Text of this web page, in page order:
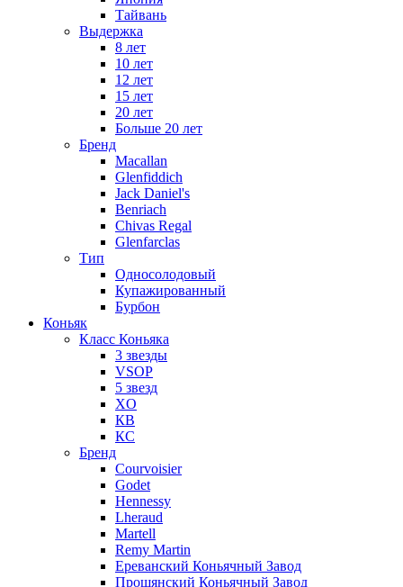
Тайвань
Выдержка
8 лет
10 лет
12 лет
15 лет
20 лет
Больше 20 лет
Бренд
Macallan
Glenfiddich
Jack Daniel's
Benriach
Chivas Regal
Glenfarclas
Тип
Односолодовый
Купажированный
Бурбон
Коньяк
Класс Коньяка
3 звезды
VSOP
5 звезд
XO
КВ
КС
Бренд
Courvoisier
Godet
Hennessy
Lheraud
Martell
Remy Martin
Ереванский Коньячный Завод
Прошянский Коньячный Завод